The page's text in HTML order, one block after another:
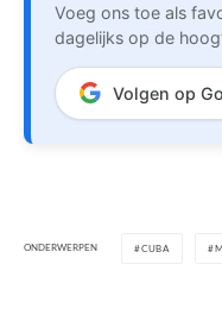
Voeg ons toe als
dagelijks op de
Volgen op
ONDERWERPEN CUBA